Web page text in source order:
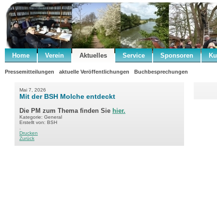
Home Verein Aktuelles Service Sponsoren
Pressemitteilungen aktuelle Veröffentlichungen Buchbesprechungen
Mai 7, 2026
Mit der BSH Molche entdeckt
Die PM zum Thema finden Sie hier.
Kategorie: General
Erstellt von: BSH
Drucken
Zurück